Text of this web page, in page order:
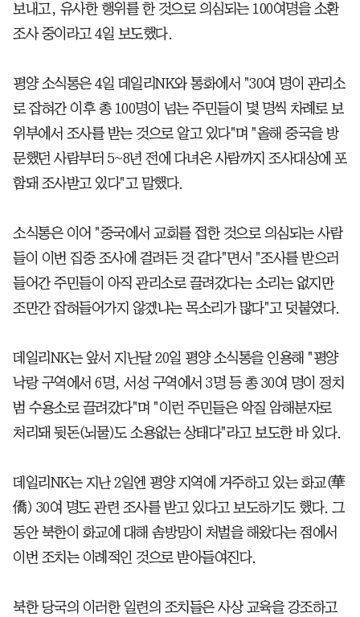
보내고, 유사한 행위를 한 것으로 의심되는 100여명을 소환
조사 중이라고 4일 보도했다.
평양 소식통은 4일 데일리NK와 통화에서 "30여 명이 관리소
로 잡혀간 이후 총 100명이 넘는 주민들이 몇 명씩 차례로 보
위부에서 조사를 받는 것으로 알고 있다"며 "올해 중국을 방
문했던 사람부터 5~8년 전에 다녀온 사람까지 조사대상에 포
함돼 조사받고 있다"고 말했다.
소식통은 이어 "중국에서 교회를 접한 것으로 의심되는 사람
들이 이번 집중 조사에 걸려든 것 같다"면서 "조사를 받으러
들어간 주민들이 아직 관리소로 끌려갔다는 소리는 없지만
조만간 잡혀들어가지 않겠냐는 목소리가 많다"고 덧붙였다.
데일리NK는 앞서 지난달 20일 평양 소식통을 인용해 "평양
낙랑 구역에서 6명, 서성 구역에서 3명 등 총 30여 명이 정치
범 수용소로 끌려갔다"며 "이런 주민들은 악질 암해분자로
처리돼 뒷돈(뇌물)도 소용없는 상태다"라고 보도한 바 있다.
데일리NK는 지난 2일엔 평양 지역에 거주하고 있는 화교(華
僑) 30여 명도 관련 조사를 받고 있다고 보도하기도 했다. 그
동안 북한이 화교에 대해 솜방망이 처벌을 해왔다는 점에서
이번 조치는 이례적인 것으로 받아들여진다.
북한 당국의 이러한 일련의 조치들은 사상 교육을 강조하고